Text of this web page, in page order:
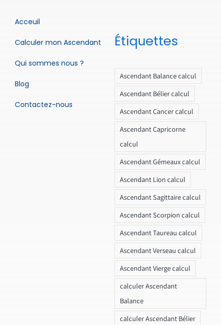
Acceuil
Calculer mon Ascendant
Qui sommes nous ?
Blog
Contactez-nous
Étiquettes
Ascendant Balance calcul
Ascendant Bélier calcul
Ascendant Cancer calcul
Ascendant Capricorne
calcul
Ascendant Gémeaux calcul
Ascendant Lion calcul
Ascendant Sagittaire calcul
Ascendant Scorpion calcul
Ascendant Taureau calcul
Ascendant Verseau calcul
Ascendant Vierge calcul
calculer Ascendant
Balance
calculer Ascendant Bélier